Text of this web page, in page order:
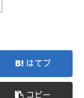
はてブ
コピー